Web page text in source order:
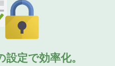
定で効率化。